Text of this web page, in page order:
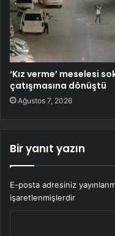
‘Kız verme’ meselesi
çatışmasına dönüştü
Ağustos 7, 2026
Bir yanıt yazın
E-posta adresiniz
işaretlenmişlerdir